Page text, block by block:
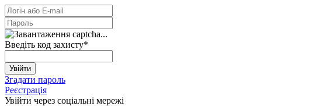
Введіть код захисту*
Увійти
Згадати пароль
Реєстрація
Увійти через соціальні мережі